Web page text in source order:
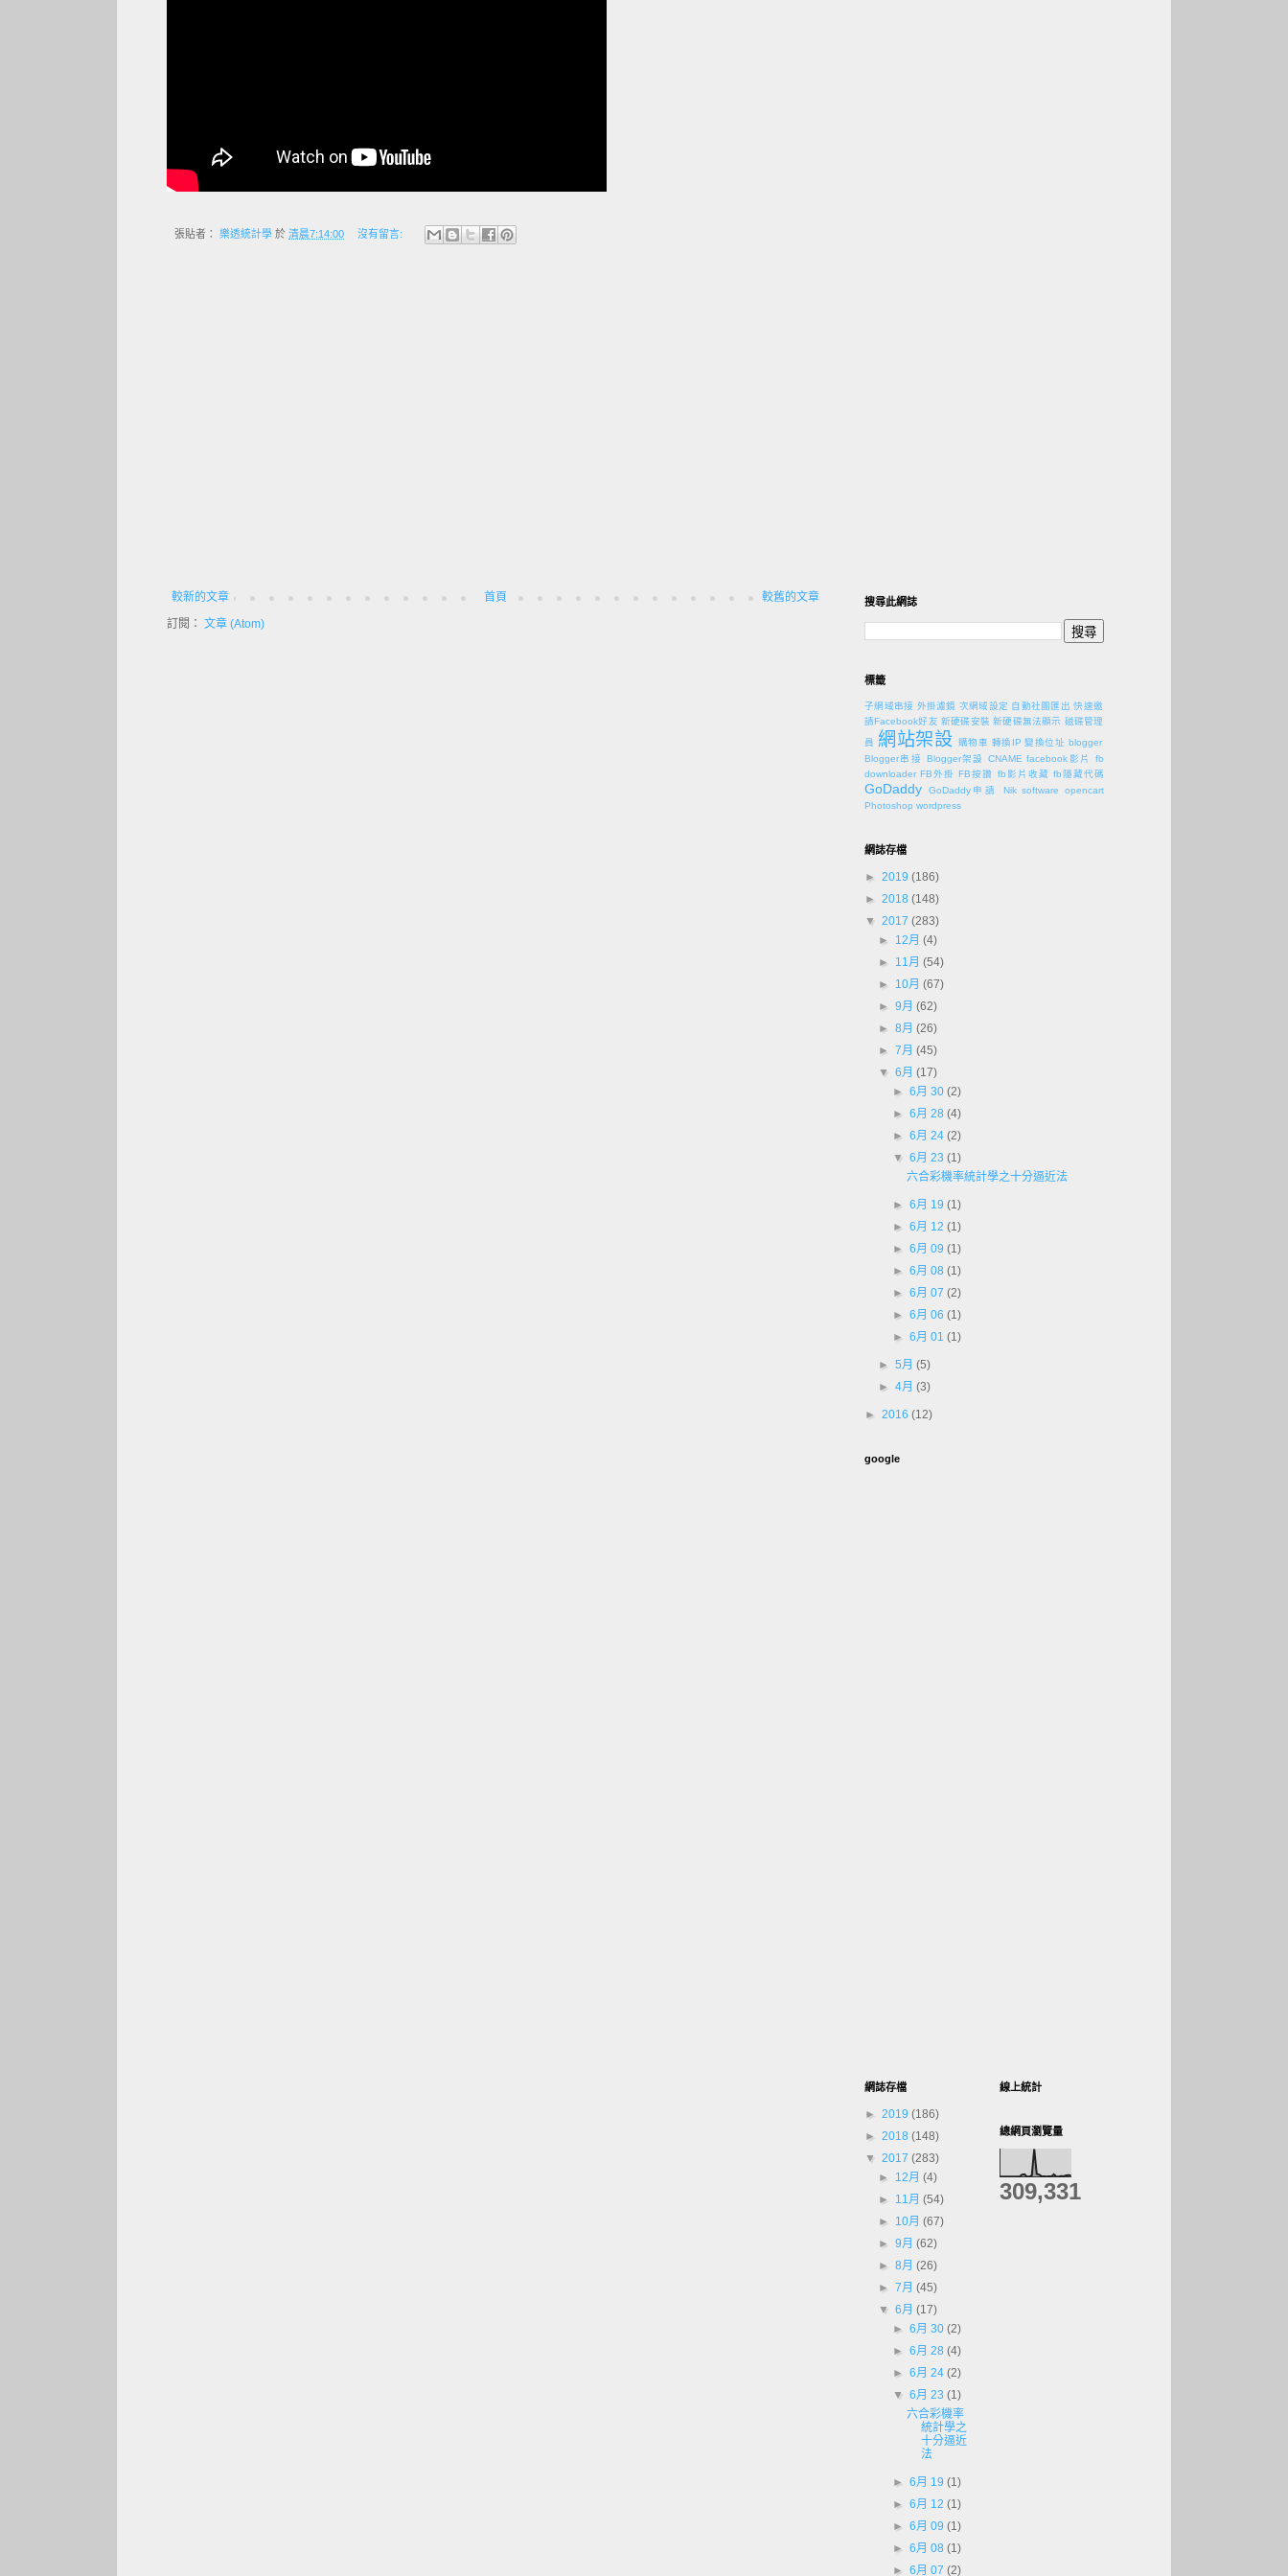
張貼者： 樂透統計學 於 清晨7:14:00 沒有留言:
較新的文章 較舊的文章
首頁
訂閱： 文章 (Atom)
搜尋此網誌
標籤
子網域串接 外掛濾鏡 次網域設定 自動社團匯出 快速邀
請Facebook好友 新硬碟安裝 新硬碟無法顯示 磁碟管理
員 網站架設 購物車 轉換IP 變換位址 blogger
Blogger串接
Blogger架設 CNAME facebook影片
fb
downloader FB外掛 FB按讚 fb影片收藏 fb隱藏代碼
GoDaddy GoDaddy申請 Nik software
opencart
Photoshop wordpress
網誌存檔
► 2019 (186)
► 2018 (148)
▼ 2017 (283)
► 12月(4)
► 11月(54)
► 10月(67)
►9月(62)
►8月(26)
►7月(45)
▼6月(17)
► 6月 30 (2)
► 6月 28 (4)
► 6月 24 (2)
▼ 6月 23 (1)
六合彩機率統計學之十分逼近法
► 6月 19 (1)
► 6月 12 (1)
► 6月 09 (1)
► 6月 08 (1)
► 6月 07 (2)
► 6月 06 (1)
► 6月 01 (1)
►5月(5)
►4月(3)
► 2016 (12)
google
網誌存檔
► 2019 (186)
► 2018 (148)
▼ 2017 (283)
► 12月(4)
► 11月(54)
► 10月(67)
►9月(62)
►8月(26)
►7月(45)
▼6月(17)
► 6月 30 (2)
► 6月 28 (4)
► 6月 24 (2)
▼ 6月 23 (1)
六合彩機率
統計學之
十分逼近
法
► 6月 19 (1)
► 6月 12 (1)
► 6月 09 (1)
► 6月 08 (1)
► 6月 07 (2)
線上統計
總網頁瀏覽量
309,331